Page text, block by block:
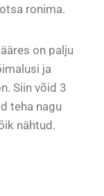
ronima.
on palju
ja
Siin võid 3
teha nagu
nähtud.